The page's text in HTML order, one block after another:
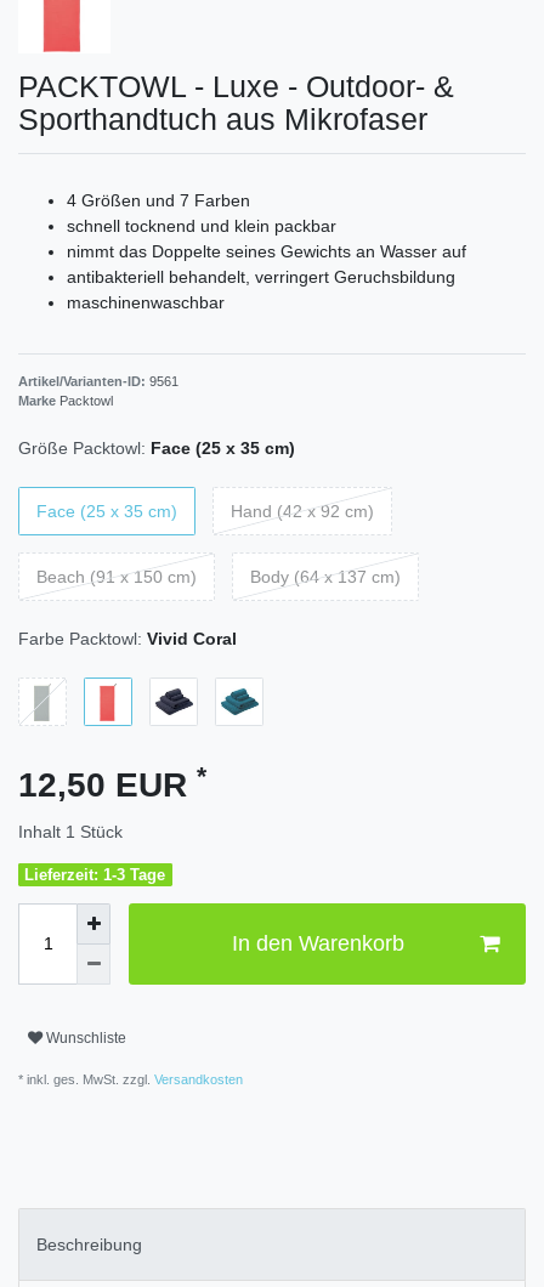
PACKTOWL - Luxe - Outdoor- &
Sporthandtuch aus Mikrofaser
4 Größen und 7 Farben
schnell tocknend und klein packbar
nimmt das Doppelte seines Gewichts an Wasser auf
antibakteriell behandelt, verringert Geruchsbildung
maschinenwaschbar
Artikel/Varianten-ID: 9561
Marke Packtowl
Größe Packtowl: Face (25 x 35 cm)
Face (25 x 35 cm) Hand (42 x 92 cm)
Beach (91 x 150 cm) Body (64 x 137 cm)
Farbe Packtowl: Vivid Coral
12,50 EUR *
Inhalt 1 Stück
Lieferzeit: 1-3 Tage
In den Warenkorb
Wunschliste
* inkl. ges. MwSt. zzgl. Versandkosten
Beschreibung